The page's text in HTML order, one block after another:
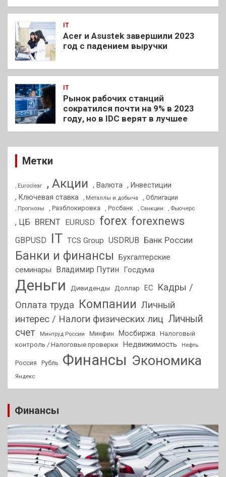
IT
Acer и Asustek завершили 2023
год с падением выручки
IT
Рынок рабочих станций
сократился почти на 9% в 2023
году, но в IDC верят в лучшее
Метки
, Euroclear , Акции , Валюта , Инвестиции
, Ключевая ставка
, Металлы и добыча , Облигации
, Прогнозы , Разблокировка , Росбанк , Санкции , Фьючерс
, ЦБ BRENT EURUSD forex forexnews
GBPUSD IT TCS Group USDRUB Банк России
Банки и финансы
Бухгалтерские
семинары
Владимир Путин Госдума
Деньги Дивиденды Доллар ЕС
Кадры /
Оплата труда Компании Личный
интерес / Налоги физических лиц Личный
счет
Минтруд России Минфин Мосбиржа Налоговый
контроль / Налоговые проверки
Недвижимость Нефть
Россия Рубль Финансы Экономика
Яндекс
Финансы